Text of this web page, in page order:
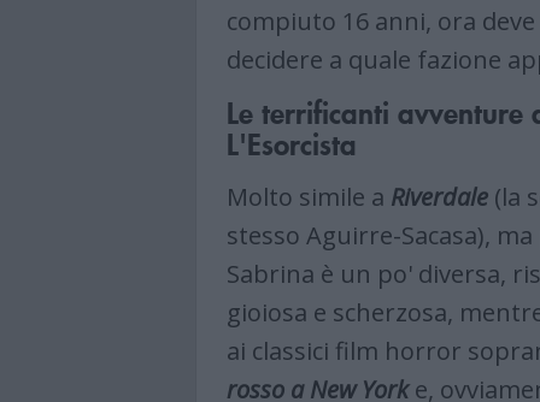
compiuto 16 anni, ora
decidere a quale fazione
Le terrificanti avventure
L'Esorcista
Molto simile a Riverdale (la
stesso Aguirre-Sacasa),
Sabrina è un po' diversa,
gioiosa e scherzosa,
ai classici film horror
rosso a New Yorke,